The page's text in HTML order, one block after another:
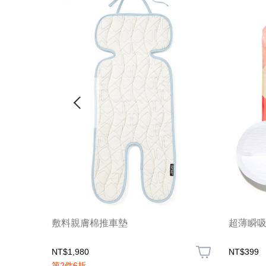
敷料親膚棉推車墊
NT$1,980
超薄瞬
NT$399